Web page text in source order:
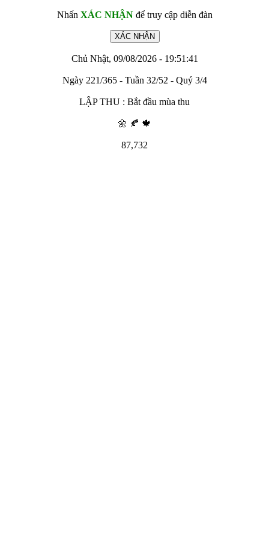
Nhấn XÁC NHẬNđể truy cập diễn đàn
Chủ Nhật, 09/08/2026 - 19:51:41
Ngày 221/365 - Tuần 32/52 - Quý 3/4
LẬP THU : Bắt đầu mùa thu
🌼 🍂 🍁
87,732